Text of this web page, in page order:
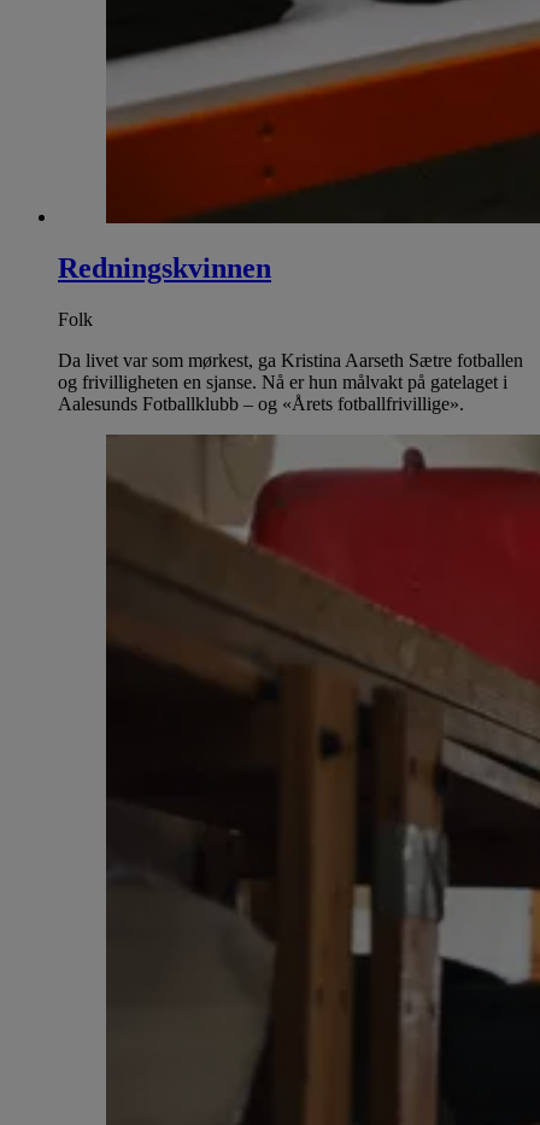
Redningskvinnen
Folk
Da livet var som mørkest, ga Kristina Aarseth Sætre fotballen
og frivilligheten en sjanse. Nå er hun målvakt på gatelaget i
Aalesunds Fotballklubb – og «Årets fotballfrivillige».